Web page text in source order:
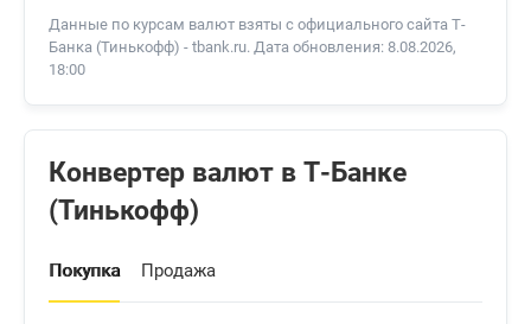
Данные по курсам валют взяты с официального сайта Т-
Банкa (Тинькофф) - tbank.ru. Дата обновления: 8.08.2026,
18:00
Конвертер валют в Т-Банке
(Тинькофф)
Покупка Продажа